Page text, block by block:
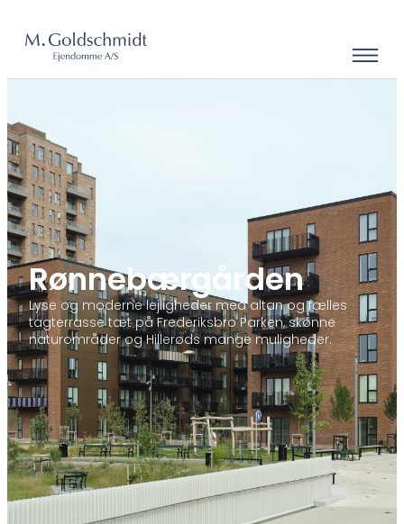
Rønnebærgården
Lyse og moderne lejligheder med altan og fælles
tagterrasse tæt på Frederiksbro Parken, skønne
naturområder og Hillerøds mange muligheder.